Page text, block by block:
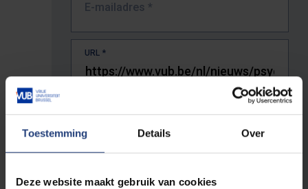
Toestemming Details Over
Deze website maakt gebruik van cookies
E-mailadres *
URL *
De volledige URL van de pagina waar je de fout zag.